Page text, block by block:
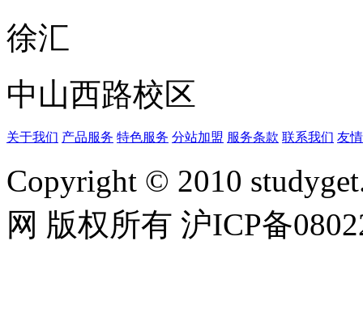
徐汇
中山西路校区
关于我们 产品服务 特色服务 分站加盟 服务条款 联系我们 友
Copyright © 2010
网 版权所有 沪ICP备